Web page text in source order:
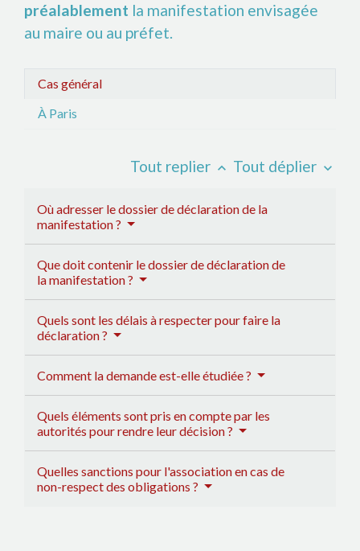
préalablement la manifestation envisagée
au maire ou au préfet.
Cas général
À Paris
Tout replier keyboard_arrow_up Tout déplier keyboard_arrow_down
Où adresser le dossier de déclaration de la
manifestation ?
Que doit contenir le dossier de déclaration de
la manifestation ?
Quels sont les délais à respecter pour faire la
déclaration ?
Comment la demande est-elle étudiée ?
Quels éléments sont pris en compte par les
autorités pour rendre leur décision ?
Quelles sanctions pour l'association en cas de
non-respect des obligations ?